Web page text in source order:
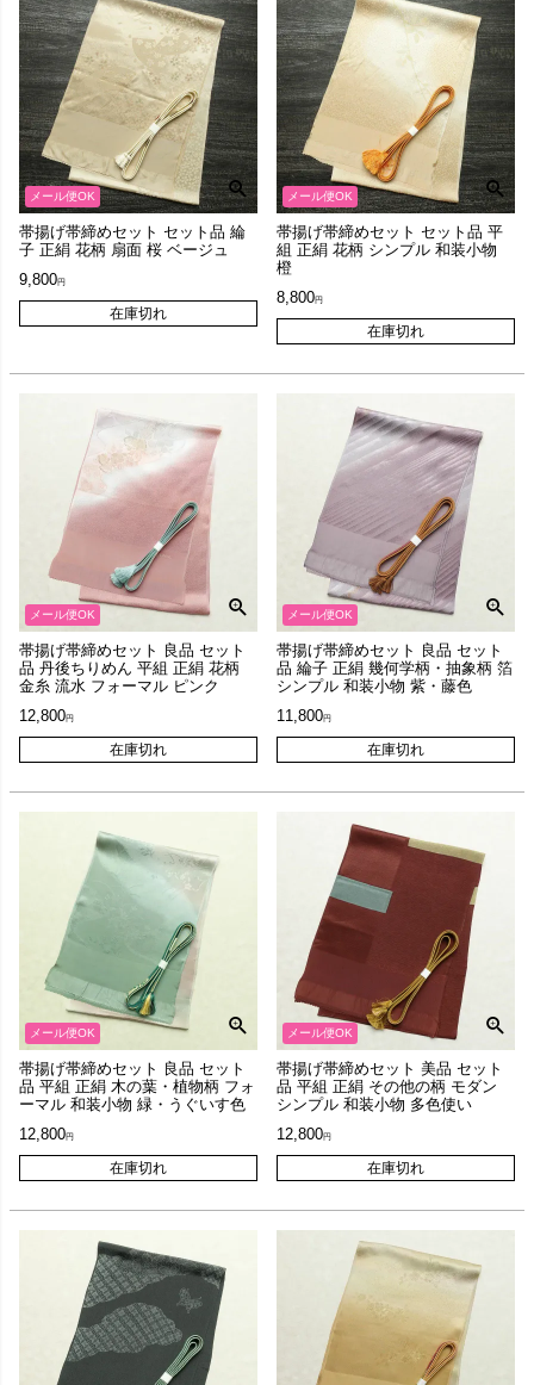
メール便OK
帯揚げ帯締めセット セット品 綸
子 正絹 花柄 扇面 桜 ベージュ
9,800
在庫切れ
メール便OK
帯揚げ帯締めセット セット品 平
組 正絹 花柄 シンプル 和装小物
橙
8,800
在庫切れ
メール便OK
帯揚げ帯締めセット 良品 セット
品 丹後ちりめん 平組 正絹 花柄
金糸 流水 フォーマル ピンク
12,800
在庫切れ
メール便OK
帯揚げ帯締めセット 良品 セット
品 綸子 正絹 幾何学柄・抽象柄 箔
シンプル 和装小物 紫・藤色
11,800
在庫切れ
メール便OK
帯揚げ帯締めセット 良品 セット
品 平組 正絹 木の葉・植物柄 フォ
ーマル 和装小物 緑・うぐいす色
12,800
在庫切れ
メール便OK
帯揚げ帯締めセット 美品 セット
品 平組 正絹 その他の柄 モダン
シンプル 和装小物 多色使い
12,800
在庫切れ